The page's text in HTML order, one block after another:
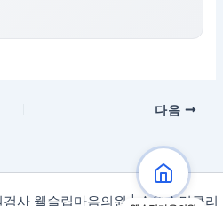
다음
사 웰슬립마음의원 | 수원수면클리